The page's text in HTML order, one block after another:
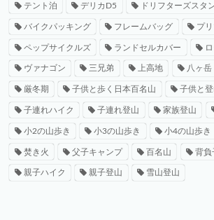
テント泊 デリカD5 ドリフターズスタ
バイクパッキング フレームバッグ プ
ペップサイクルズ ランドセルカバー
ヴァナゴン 三兄弟 上高地 八ヶ岳
厳冬期 子供と歩く日本百名山 子供と登
子連れハイク 子連れ登山 家族登山
小2の山歩き 小3の山歩き 小4の山歩き
焚き火 父子キャンプ 百名山 背負
親子ハイク 親子登山 雪山登山